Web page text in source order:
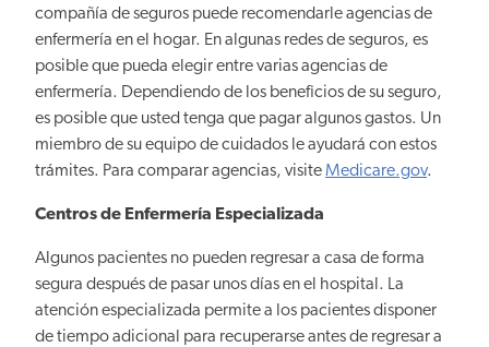
compañía de seguros puede recomendarle agencias de
enfermería en el hogar. En algunas redes de seguros, es
posible que pueda elegir entre varias agencias de
enfermería. Dependiendo de los beneficios de su seguro,
es posible que usted tenga que pagar algunos gastos. Un
miembro de su equipo de cuidados le ayudará con estos
trámites. Para comparar agencias, visiteMedicare.gov.
Centros de Enfermería Especializada
Algunos pacientes no pueden regresar a casa de forma
segura después de pasar unos días en el hospital. La
atención especializada permite a los pacientes disponer
de tiempo adicional para recuperarse antes de regresar a